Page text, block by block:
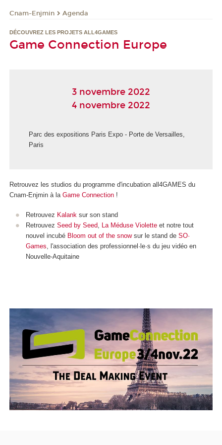
Cnam-Enjmin Agenda
DÉCOUVREZ LES PROJETS ALL4GAMES
Game Connection Europe
3 novembre 2022
4 novembre 2022
Parc des expositions Paris Expo - Porte de Versailles,
Paris
Retrouvez les studios du programme d'incubation all4GAMES du
Cnam-Enjmin à la Game Connection !
Retrouvez Kalanksur son stand
Retrouvez Seed by Seed, La Méduse Violetteet notre tout
nouvel incubé Bloom out of the snowsur le stand de SO·
Games, l'association des professionnel·le·s du jeu vidéo en
Nouvelle-Aquitaine